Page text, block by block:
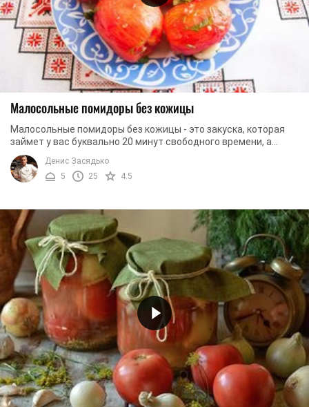
Малосольные помидоры без кожицы
Малосольные помидоры без кожицы - это закуска, которая
займет у вас буквально 20 минут свободного времени, а
затем через сутки будет готова к ...
Денис Засядько
5
25 4.5